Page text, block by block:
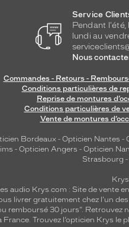
Service
Pendant
lundi au
Nous
Commandes - Retours -
Conditions particulières de
Reprise de montures
Conditions particulières de
Vente de montures
Bordeaux - Opticien Nantes -
- Opticien Angers - Opticien
Strasbourg -
audio Krys.com : Site de vente
livrer gratuitement chez l'un
remboursé 30 jours". Retrouvez
France. Trouvez l’opticien Krys le